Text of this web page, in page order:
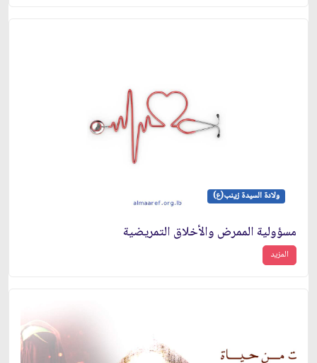
ولادة السيدة زينب(ع)
مسؤولية الممرض والأخلاق التمريضية
المزيد